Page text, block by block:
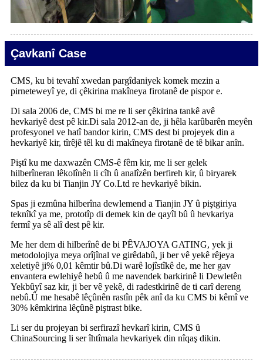
Çavkanî Case
CMS, ku bi tevahî xwedan pargîdaniyek komek mezin a
pirneteweyî ye, di çêkirina makîneya firotanê de pispor e.
Di sala 2006 de, CMS bi me re li ser çêkirina tankê avê
hevkariyê dest pê kir.Di sala 2012-an de, ji hêla karûbarên meyên
profesyonel ve hatî bandor kirin, CMS dest bi projeyek din a
hevkariyê kir, tîrêjê têl ku di makîneya firotanê de tê bikar anîn.
Piştî ku me daxwazên CMS-ê fêm kir, me li ser gelek
hilberîneran lêkolînên li cîh û analîzên berfireh kir, û biryarek
bilez da ku bi Tianjin JY Co.Ltd re hevkariyê bikin.
Spas ji ezmûna hilberîna dewlemend a Tianjin JY û piştgiriya
teknîkî ya me, prototîp di demek kin de qayîl bû û hevkariya
fermî ya sê alî dest pê kir.
Me her dem di hilberînê de bi PÊVAJOYA GATING, yek ji
metodolojiya meya orîjînal ve girêdabû, ji ber vê yekê rêjeya
xeletiyê ji% 0,01 kêmtir bû.Di warê lojîstîkê de, me her gav
envantera ewlehiyê hebû û me navendek barkirinê li Dewletên
Yekbûyî saz kir, ji ber vê yekê, di radestkirinê de ti carî dereng
nebû.Û me hesabê lêçûnên rastîn pêk anî da ku CMS bi kêmî ve
30% kêmkirina lêçûnê piştrast bike.
Li ser du projeyan bi serfirazî hevkarî kirin, CMS û
ChinaSourcing li ser îhtîmala hevkariyek din nîqaş dikin.